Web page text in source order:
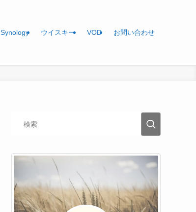
Synology ウイスキー VOD お問い合わせ